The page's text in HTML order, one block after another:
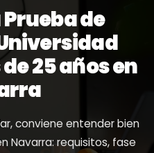
de
25 años en
conviene entender bien
Navarra: requisitos, fase